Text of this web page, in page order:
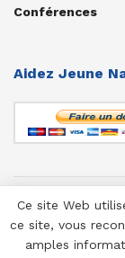
Conférences
Aidez Jeune
© 1958-2025 Jeune
Ce site Web
ce site, vous
amples